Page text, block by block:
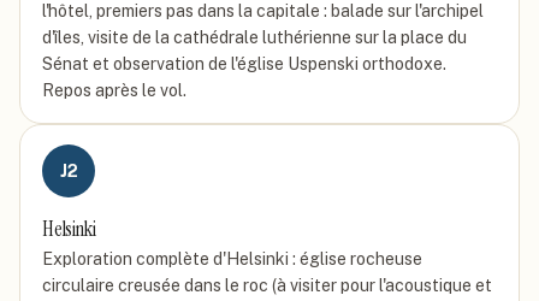
l'hôtel, premiers pas dans la capitale : balade sur l'archipel
d'îles, visite de la cathédrale luthérienne sur la place du
Sénat et observation de l'église Uspenski orthodoxe.
Repos après le vol.
J2
Helsinki
Exploration complète d'Helsinki : église rocheuse
circulaire creusée dans le roc (à visiter pour l'acoustique et